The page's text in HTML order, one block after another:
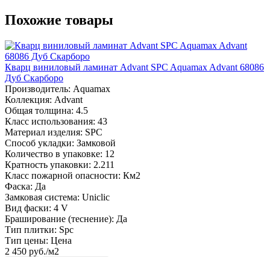
Похожие товары
Кварц виниловый ламинат Advant SPC Aquamax Advant 68086
Дуб Скарборо
Производитель: Aquamax
Коллекция: Advant
Общая толщина: 4.5
Класс использования: 43
Материал изделия: SPC
Способ укладки: Замковой
Количество в упаковке: 12
Кратность упаковки: 2.211
Класс пожарной опасности: Км2
Фаска: Да
Замковая система: Uniclic
Вид фаски: 4 V
Браширование (теснение): Да
Тип плитки: Spc
Тип цены: Цена
2 450 руб./м2